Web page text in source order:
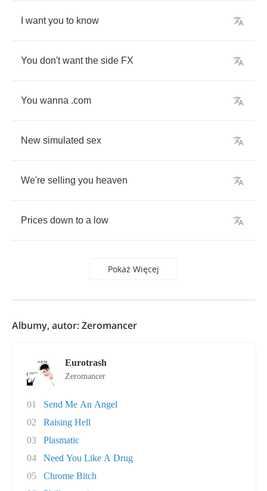
want you to know
You don't want the side FX
You wanna .com
New simulated sex
We're selling you heaven
Prices down to a low
Pokaż Więcej
Albumy, autor: Zeromancer
Eurotrash
Zeromancer
01
Send Me An Angel
02
Raising Hell
03
Plasmatic
04
Need You Like A Drug
05
Chrome Bitch